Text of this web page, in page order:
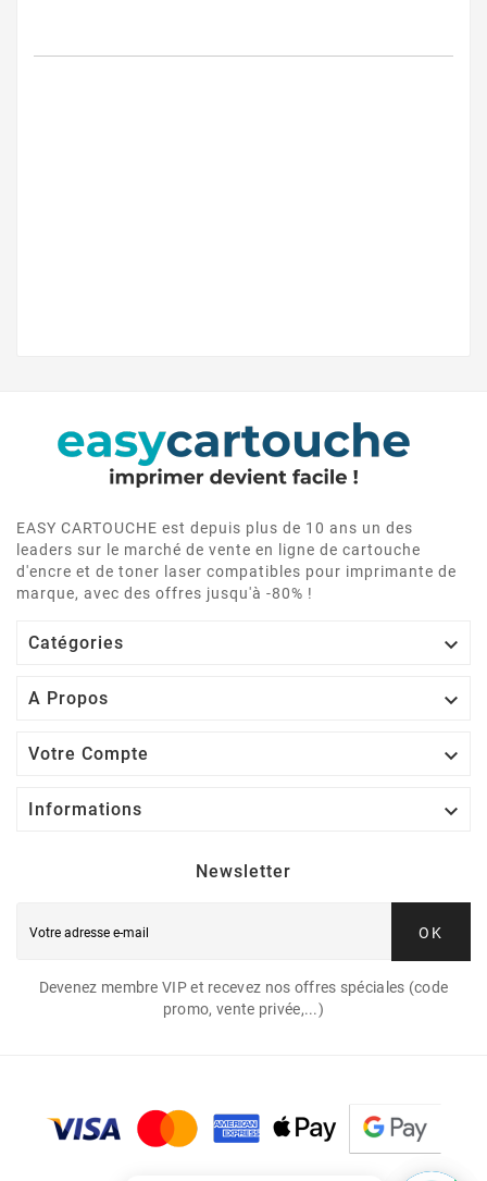
EASY CARTOUCHE est depuis plus de 10 ans un des
leaders sur le marché de vente en ligne de cartouche
d'encre et de toner laser compatibles pour imprimante de
marque, avec des offres jusqu'à -80% !
Catégories 
A Propos 
Votre Compte 
Informations 
Newsletter
OK
Devenez membre VIP et recevez nos offres spéciales (code
promo, vente privée,...)